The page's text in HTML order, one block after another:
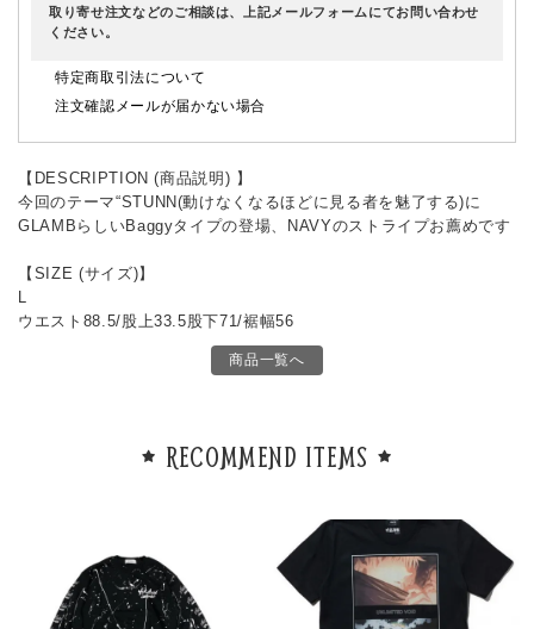
取り寄せ注文などのご相談は、上記メールフォームにてお問い合わせ
ください。
特定商取引法について
注文確認メールが届かない場合
【DESCRIPTION (商品説明) 】
今回のテーマ“STUNN(動けなくなるほどに見る者を魅了する)に
GLAMBらしいBaggyタイプの登場、NAVYのストライプお薦めです
【SIZE (サイズ)】
L
ウエスト88.5/股上33.5股下71/裾幅56
商品一覧へ
RECOMMEND ITEMS